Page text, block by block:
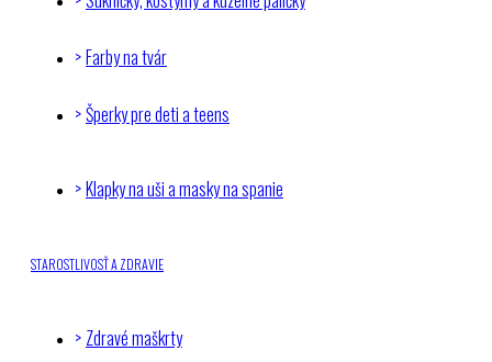
Farby na tvár
Šperky pre deti a teens
Klapky na uši a masky na spanie
STAROSTLIVOSŤ A ZDRAVIE
Zdravé maškrty